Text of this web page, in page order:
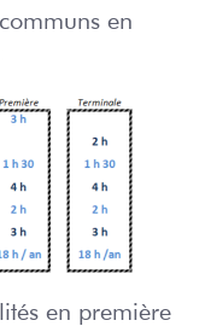
en
en première